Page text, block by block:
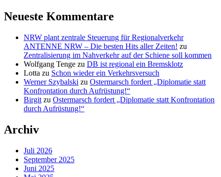
Neueste Kommentare
NRW plant zentrale Steuerung für Regionalverkehr
ANTENNE NRW – Die besten Hits aller Zeiten! zu
Zentralisierung im Nahverkehr auf der Schiene soll kommen
Wolfgang Tenge zu DB ist regional ein Bremsklotz
Lotta zu Schon wieder ein Verkehrsversuch
Werner Szybalski zu Ostermarsch fordert „Diplomatie statt
Konfrontation durch Aufrüstung!“
Birgit zu Ostermarsch fordert „Diplomatie statt Konfrontation
durch Aufrüstung!“
Archiv
Juli 2026
September 2025
Juni 2025